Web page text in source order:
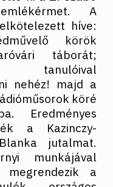
A
híve:
körök
táborát;
tanulóival
nehéz! majd a
köré
Eredményes
a Kazinczy-
jutalmat.
munkájával
megrendezik a